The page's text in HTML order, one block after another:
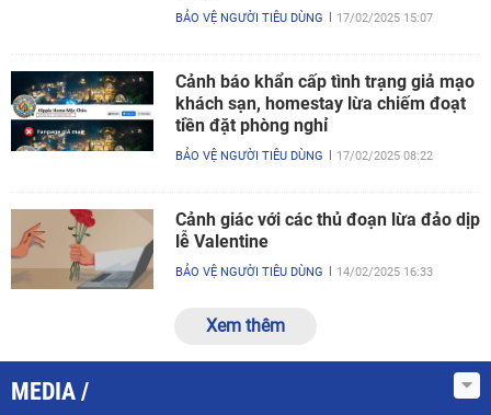
BẢO VỆ NGƯỜI TIÊU DÙNG 17/02/2025 15:07
Cảnh báo khẩn cấp tình trạng giả mạo
khách sạn, homestay lừa chiếm đoạt
tiền đặt phòng nghỉ
BẢO VỆ NGƯỜI TIÊU DÙNG 17/02/2025 08:22
Cảnh giác với các thủ đoạn lừa đảo dịp
lễ Valentine
BẢO VỆ NGƯỜI TIÊU DÙNG 14/02/2025 16:33
Xem thêm
MEDIA